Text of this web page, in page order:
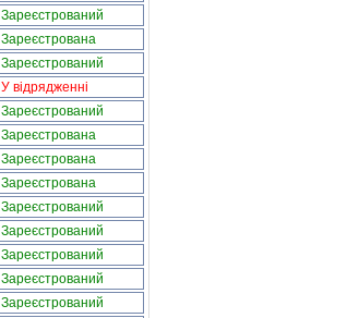
Зареєстрований
Зареєстрована
Зареєстрований
У відрядженні
Зареєстрований
Зареєстрована
Зареєстрована
Зареєстрована
Зареєстрований
Зареєстрований
Зареєстрований
Зареєстрований
Зареєстрований